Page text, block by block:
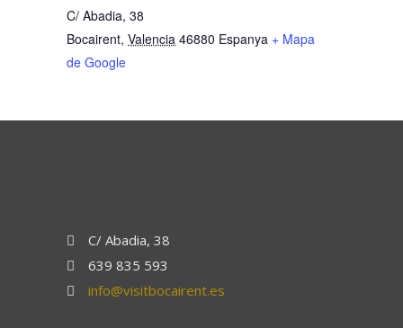
C/ Abadia, 38
Bocairent, Valencia 46880 Espanya + Mapa
de Google
C/ Abadia, 38
639 835 593
info@visitbocairent.es